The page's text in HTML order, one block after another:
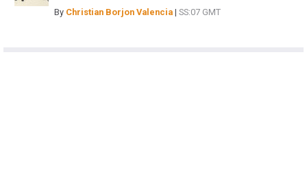
By Christian Borjon Valencia | SS:07 GMT